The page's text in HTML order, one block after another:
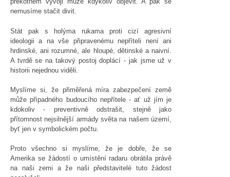
nemusíme stačit divit.
Stát pak s holýma rukama proti cizí agresivní
ideologii a na vše připravenému nepříteli není ani
hrdinské, ani rozumné, ale hloupé, dětinské a naivní.
A tvrdě se na takový postoj doplácí - jak jsme už v
historii nejednou viděli.
Myslíme si, že přiměřená míra zabezpečení země
může případného budoucího nepřítele - ať už jím je
kdokoliv - preventivně odstrašit, stejně jako
přítomnost nejsilnější armády světa na našem území,
byť jen v symbolickém počtu.
Proto všechno si myslíme, že je dobře, že se
Amerika se žádostí o umístění radaru obrátila právě
na naši zemi a že naši představitelé tuto žádost